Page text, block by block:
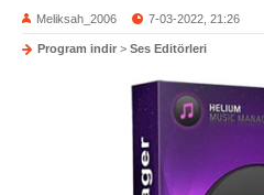
Meliksah_2006 7-03-2022, 21:26
Program indir > Ses Editörleri